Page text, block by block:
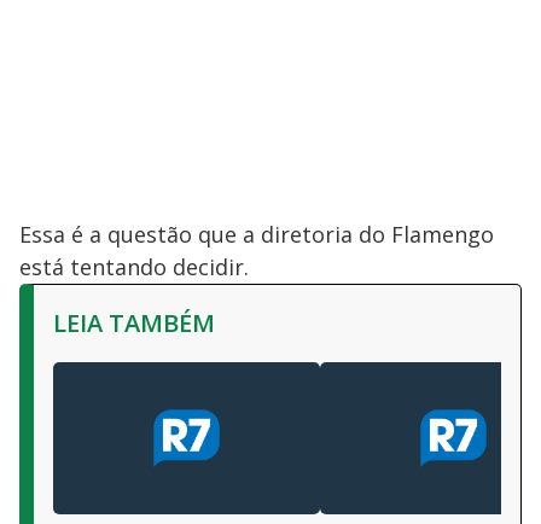
Essa é a questão que a diretoria do Flamengo
está tentando decidir.
LEIA TAMBÉM